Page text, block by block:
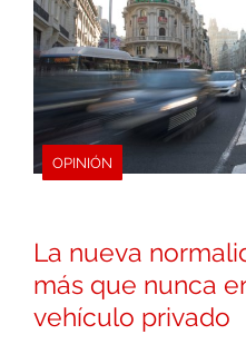
OPINIÓN
La nueva
más que nunca
vehículo privado